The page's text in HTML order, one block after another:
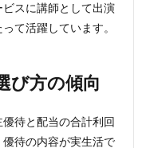
スに講師として出演
て活躍しています。
び方の傾向
待と配当の合計利回
待の内容が実生活で